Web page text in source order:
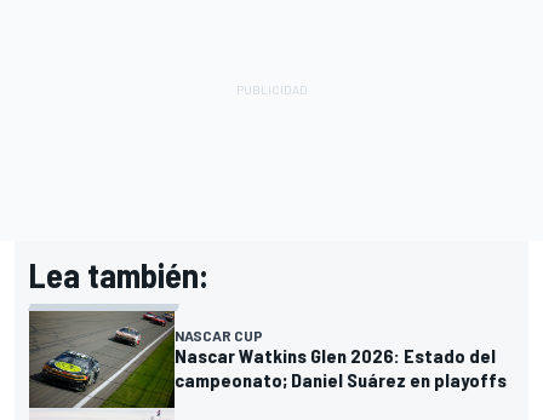
Lea también:
NASCAR CUP
Nascar Watkins Glen 2026: Estado del
campeonato; Daniel Suárez en playoffs